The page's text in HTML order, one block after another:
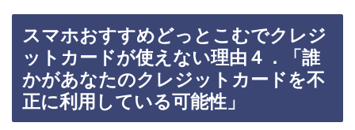
スマホおすすめどっとこむでクレジ
ットカードが使えない理由４．「誰
かがあなたのクレジットカードを不
正に利用している可能性」